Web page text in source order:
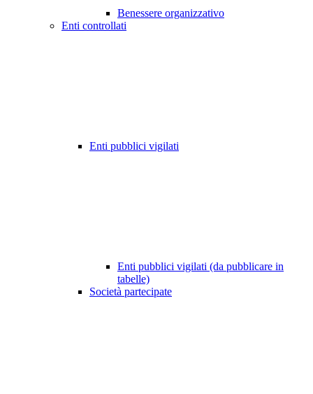
Benessere organizzativo
Enti controllati
Enti pubblici vigilati
Enti pubblici vigilati (da pubblicare in
tabelle)
Società partecipate